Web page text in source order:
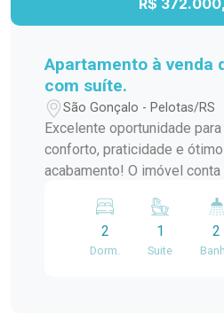
R$
Apartamento à venda
com suíte.
São Gonçalo - Pelotas/RS
Excelente oportunidade
conforto, praticidade e
acabamento! O imóvel conta com: 2 dormitórios,
planejados Cozinha com pia
e armários planejados
móveis planejados Piso na
2
Dorm.
1
Suite
2